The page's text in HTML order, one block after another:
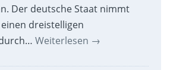
Der deutsche Staat nimmt
dreistelligen
Weiterlesen →